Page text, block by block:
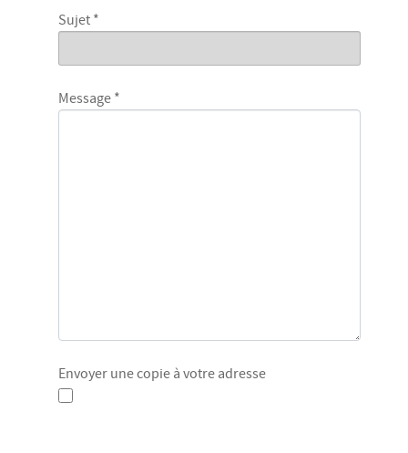
Sujet *
Message *
Envoyer une copie à votre adresse